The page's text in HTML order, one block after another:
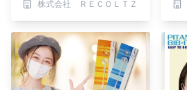
株式会社 ＲＥＣＯＬＴＺ